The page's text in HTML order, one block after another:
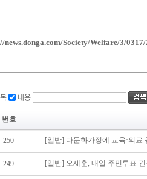
내용
번호
250 [일반] 다문화가정에 교육·의료
249 [일반] 오세훈, 내일 주민투표